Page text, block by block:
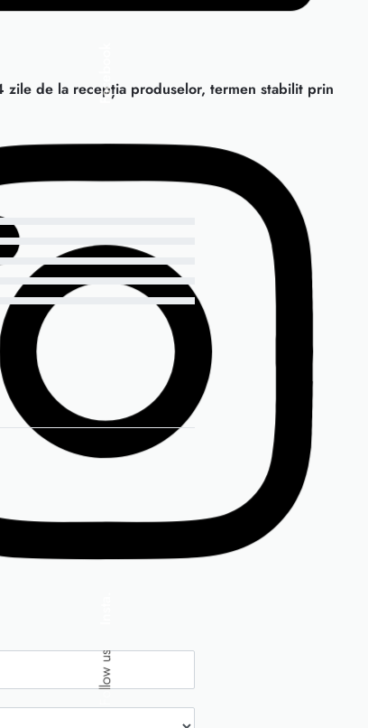
zile de la recepția produselor, termen stabilit prin
Follow us
Facebook